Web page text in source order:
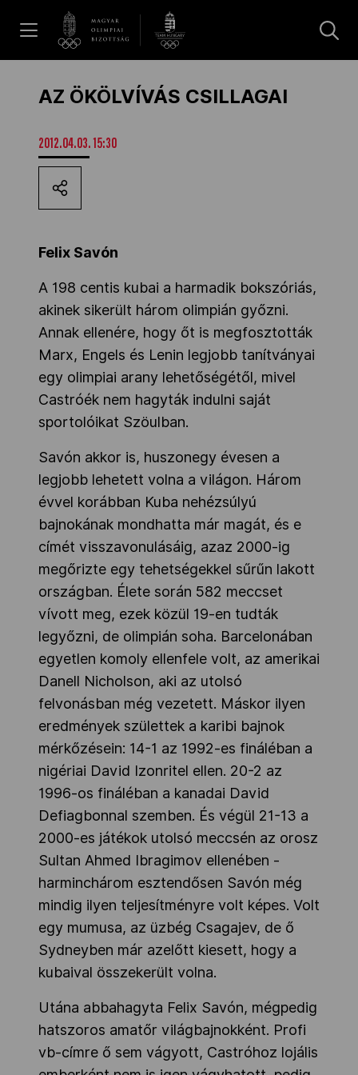
Hírek
Galéria
Dakar 2026
MOB
Kettőskarrier-program
NOB
Társszervezetek
OVEP
Adatbank
AZ ÖKÖLVÍVÁS CSILLAGAI
2012.04.03. 15:30
Felix Savón
A 198 centis kubai a harmadik bokszóriás,
akinek sikerült három olimpián győzni.
Annak ellenére, hogy őt is megfosztották
Marx, Engels és Lenin legjobb tanítványai
egy olimpiai arany lehetőségétől, mivel
Castróék nem hagyták indulni saját
sportolóikat Szöulban.
Savón akkor is, huszonegy évesen a
legjobb lehetett volna a világon. Három
évvel korábban Kuba nehézsúlyú
bajnokának mondhatta már magát, és e
címét visszavonulásáig, azaz 2000-ig
megőrizte egy tehetségekkel sűrűn lakott
országban. Élete során 582 meccset
vívott meg, ezek közül 19-en tudták
legyőzni, de olimpián soha. Barcelonában
egyetlen komoly ellenfele volt, az amerikai
Danell Nicholson, aki az utolsó
felvonásban még vezetett. Máskor ilyen
eredmények születtek a karibi bajnok
mérkőzésein: 14-1 az 1992-es fináléban a
nigériai David Izonritel ellen. 20-2 az
1996-os fináléban a kanadai David
Defiagbonnal szemben. És végül 21-13 a
2000-es játékok utolsó meccsén az orosz
Sultan Ahmed Ibragimov ellenében -
harminchárom esztendősen Savón még
mindig ilyen teljesítményre volt képes. Volt
egy mumusa, az üzbég Csagajev, de ő
Sydneyben már azelőtt kiesett, hogy a
kubaival összekerült volna.
Utána abbahagyta Felix Savón, mégpedig
hatszoros amatőr világbajnokként. Profi
vb-címre ő sem vágyott, Castróhoz lojális